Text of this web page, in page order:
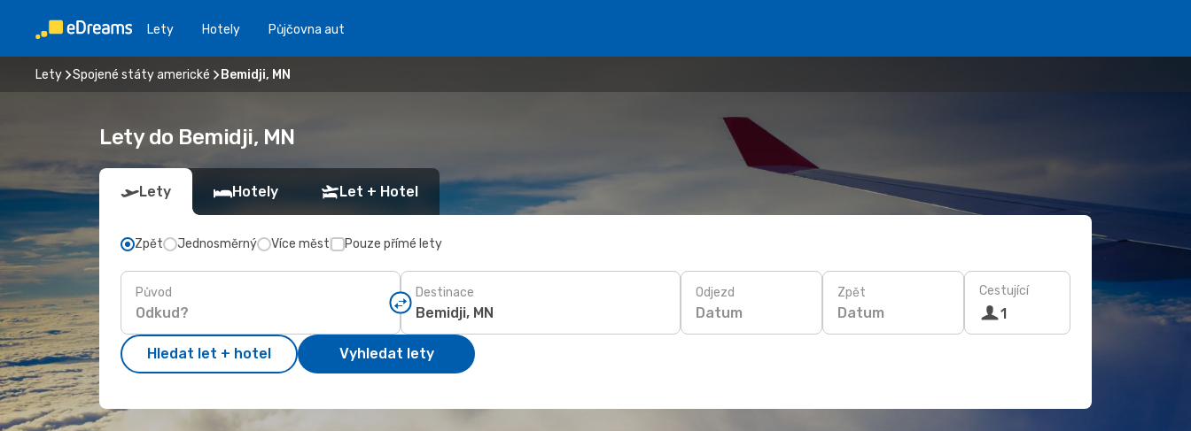
Lety Hotely Půjčovna aut
Lety Spojené státy americké Bemidji, MN
Lety do Bemidji, MN
Lety Hotely Let + Hotel
Zpět Jednosměrný Více měst Pouze přímé lety
Původ Destinace Odjezd
Datum
Zpět
Datum
Cestující
1
Hledat let + hotel Vyhledat lety